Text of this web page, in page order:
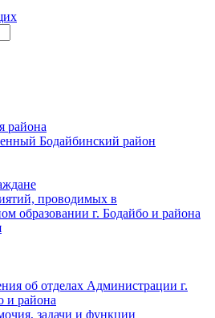
района
Бодайбинский район
проводимых в
образовании г. Бодайбо и района
об отделах Администрации г.
и района
задачи и функции